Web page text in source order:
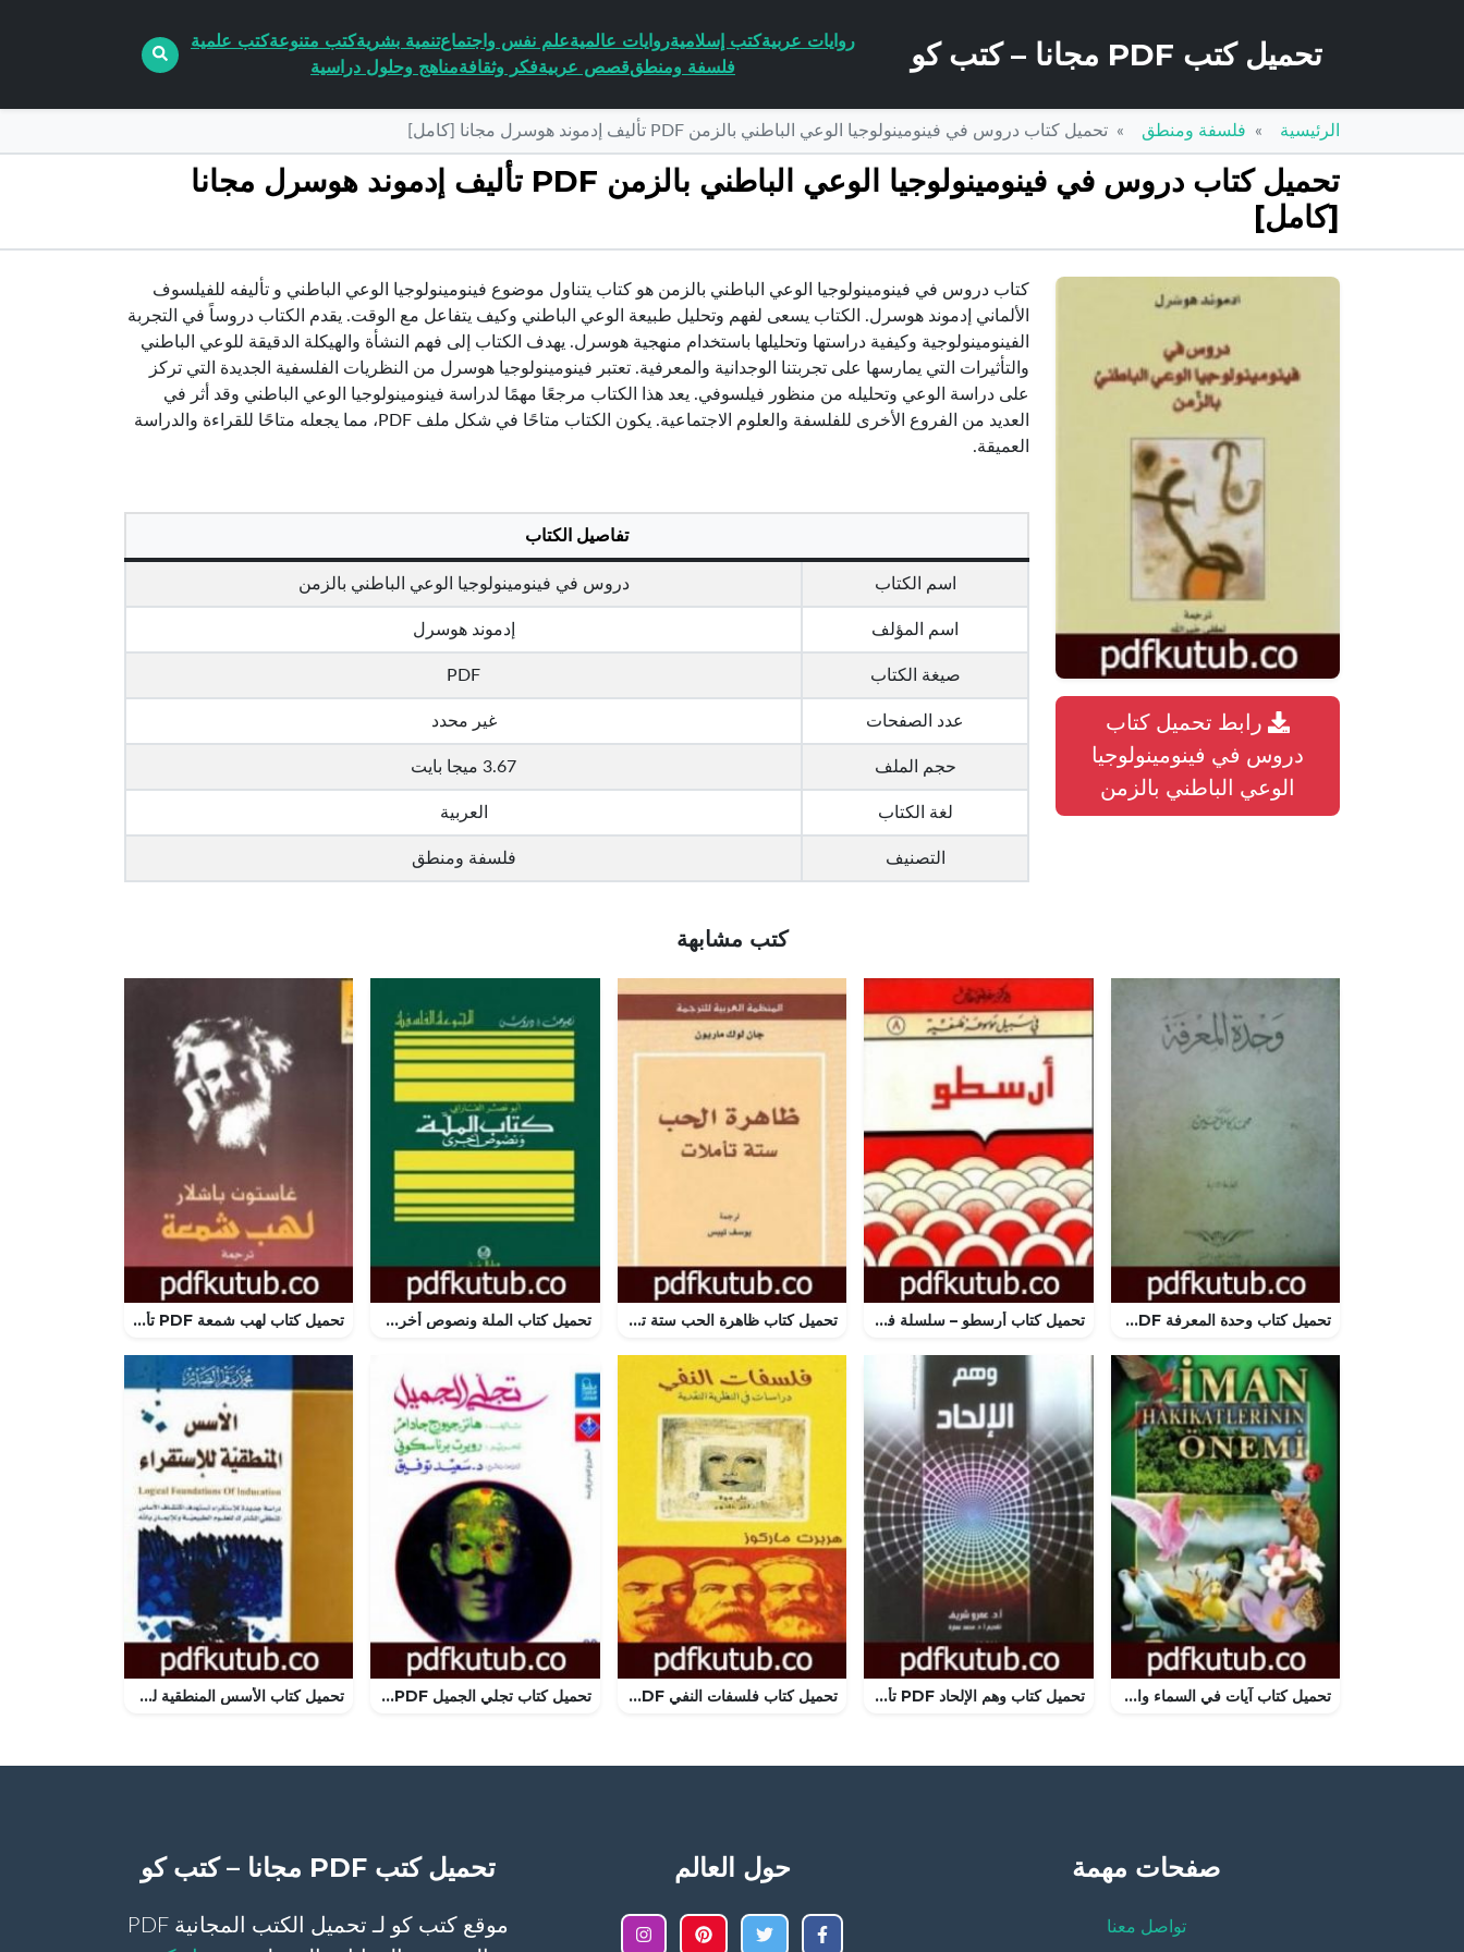
تحميل كتب PDF مجانا – كتب كو روايات عربيةكتب إسلاميةروايات عالميةعلم نفس واجتماعتنمية بشريةكتب متنوعةكتب علمية
فلسفة ومنطققصص عربيةفكر وثقافةمناهج وحلول دراسية
الرئيسية فلسفة ومنطق تحميل كتاب دروس في فينومينولوجيا الوعي الباطني بالزمن PDF تأليف إدموند هوسرل مجانا [كامل]
تحميل كتاب دروس في فينومينولوجيا الوعي الباطني بالزمن PDF تأليف إدموند هوسرل مجانا
[كامل]
رابط تحميل كتاب
دروس في فينومينولوجيا
الوعي الباطني بالزمن
كتاب دروس في فينومينولوجيا الوعي الباطني بالزمن هو كتاب يتناول موضوع فينومينولوجيا الوعي الباطني و تأليفه للفيلسوف
الألماني إدموند هوسرل. الكتاب يسعى لفهم وتحليل طبيعة الوعي الباطني وكيف يتفاعل مع الوقت. يقدم الكتاب دروساً في التجربة
الفينومينولوجية وكيفية دراستها وتحليلها باستخدام منهجية هوسرل. يهدف الكتاب إلى فهم النشأة والهيكلة الدقيقة للوعي الباطني
والتأثيرات التي يمارسها على تجربتنا الوجدانية والمعرفية. تعتبر فينومينولوجيا هوسرل من النظريات الفلسفية الجديدة التي تركز
على دراسة الوعي وتحليله من منظور فيلسوفي. يعد هذا الكتاب مرجعًا مهمًا لدراسة فينومينولوجيا الوعي الباطني وقد أثر في
العديد من الفروع الأخرى للفلسفة والعلوم الاجتماعية. يكون الكتاب متاحًا في شكل ملف PDF، مما يجعله متاحًا للقراءة والدراسة
العميقة.
تفاصيل الكتاب
اسم الكتاب دروس في فينومينولوجيا الوعي الباطني بالزمن
اسم المؤلف إدموند هوسرل
صيغة الكتاب PDF
عدد الصفحات غير محدد
حجم الملف 3.67 ميجا بايت
لغة الكتاب العربية
التصنيف فلسفة ومنطق
كتب مشابهة
تحميل كتاب وحدة المعرفة PDF تأليف محمد كامل حسين مجانا [كامل] تحميل كتاب أرسطو – سلسلة في سبيل موسوعة فلسفية PDF تأليف مصطفى غالب مجانا [كامل] تحميل كتاب ظاهرة الحب ستة تأملات PDF تأليف جان لوك ماريون مجانا [كامل] تحميل كتاب الملة ونصوص أخرى PDF تأليف الفارابي مجانا [كامل] تحميل كتاب لهب شمعة PDF تأليف غاستون باشلار مجانا [كامل]
تحميل كتاب آيات في السماء والأرض لذوي العقول PDF تأليف هارون يحيى مجانا [كامل] تحميل كتاب وهم الإلحاد PDF تأليف عمرو شريف مجانا [كامل] تحميل كتاب فلسفات النفي PDF تأليف هربرت ماركيوز مجانا [كامل] تحميل كتاب تجلي الجميل PDF تأليف هانز جورج غادامير مجانا [كامل] تحميل كتاب الأسس المنطقية للاستقراء PDF تأليف محمد باقر الصدر مجانا [كامل]
صفحات مهمة
تواصل معنا
حول العالم تحميل كتب PDF مجانا – كتب كو
موقع كتب كو لـ تحميل الكتب المجانية PDF